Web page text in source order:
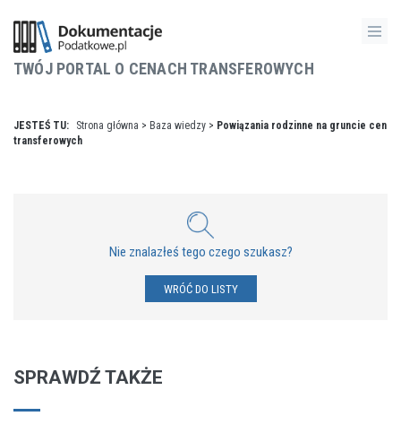
TWÓJ PORTAL O CENACH TRANSFEROWYCH
JESTEŚ TU: Strona główna > Baza wiedzy > Powiązania rodzinne na gruncie cen
transferowych
Nie znalazłeś tego czego szukasz?
WRÓĆ DO LISTY
SPRAWDŹ TAKŻE